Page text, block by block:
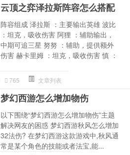
云顶之弈泽拉斯阵容怎么搭配
阵容组成 泽拉斯 ：主要输出英雄 波比
：坦克，吸收伤害 阿狸 ：辅助输出，
中期可追三星 努努 ：辅助，提供额外
伤害 赫卡里姆 ：坦克，吸收伤害 慎 ：
765 文章列表
梦幻西游怎么增加物伤
以下围绕“梦幻西游怎么增加物伤”主题
解决网友的困惑 梦幻西游秋风怎么增加
32法伤? 在梦幻西游这款游戏中,秋风通
常是某个角色的技能或者法宝,能...